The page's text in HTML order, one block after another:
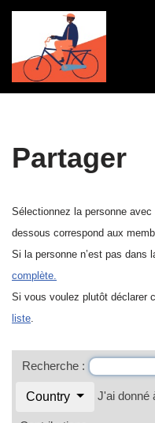
to
content
Partager
Sélectionnez la personne
dessous correspond aux
Si la personne n’est pas dans
complète.
Si vous voulez plutôt déclarer
liste.